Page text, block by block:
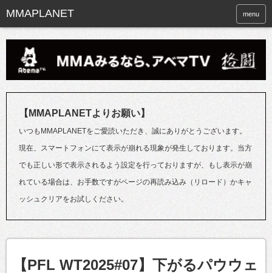
menu
【MMAPLANETよりお願い】
いつもMMAPLANETをご愛読いただき、誠にありがとうございます。
現在、スマートフォンにて表示が崩れる現象が発生しております。当方
でも正しい形で表示されるよう設定を行っておりますが、もし表示が崩
れている場合は、お手数ですがページの再読み込み（リロード）かキャ
ッシュクリアをお試しください。
【PFL WT2025#07】下がるパウウェ